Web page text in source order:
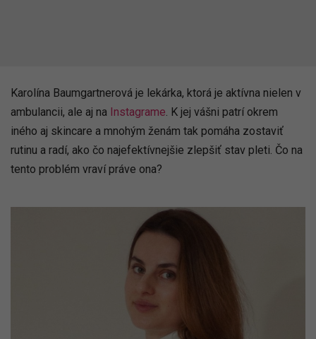
Karolína Baumgartnerová je lekárka, ktorá je aktívna nielen v
ambulancii, ale aj na Instagrame . K jej vášni patrí okrem
iného aj skincare a mnohým ženám tak pomáha zostaviť
rutinu a radí, ako čo najefektívnejšie zlepšiť stav pleti. Čo na
tento problém vraví práve ona?